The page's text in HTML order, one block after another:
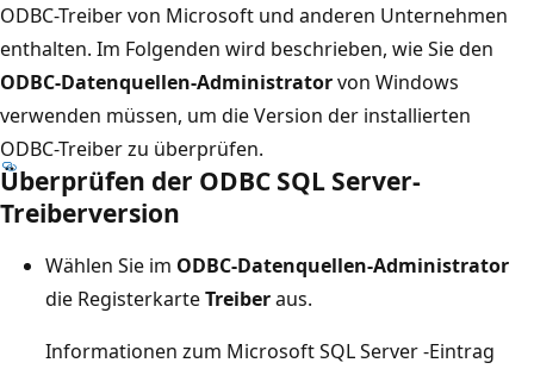
ODBC-Treiber von Microsoft und anderen Unternehmen
enthalten. Im Folgenden wird beschrieben, wie Sie den
ODBC-Datenquellen-Administratorvon Windows
verwenden müssen, um die Version der installierten
ODBC-Treiber zu überprüfen.
Überprüfen der ODBC SQL Server-
Treiberversion
Wählen Sie im ODBC-Datenquellen-Administrator
die RegisterkarteTreiberaus.
Informationen zum Microsoft SQL Server -Eintrag